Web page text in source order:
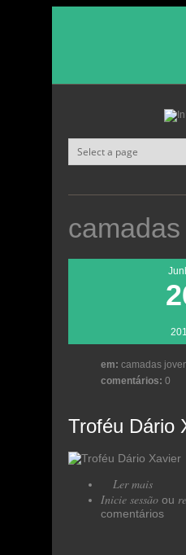
em: camadas
comentários: 0
Troféu Dário
Ler mais
Inicie sessão ou
comentários